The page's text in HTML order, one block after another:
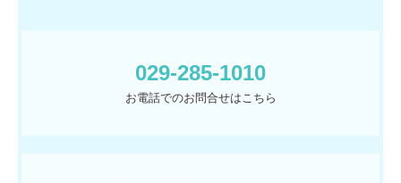
029-285-1010
お電話でのお問合せはこちら